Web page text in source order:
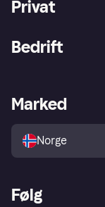
Privat
Utforsk butikker
Bedrift
Merchant portal
Marked
Norge
Følg